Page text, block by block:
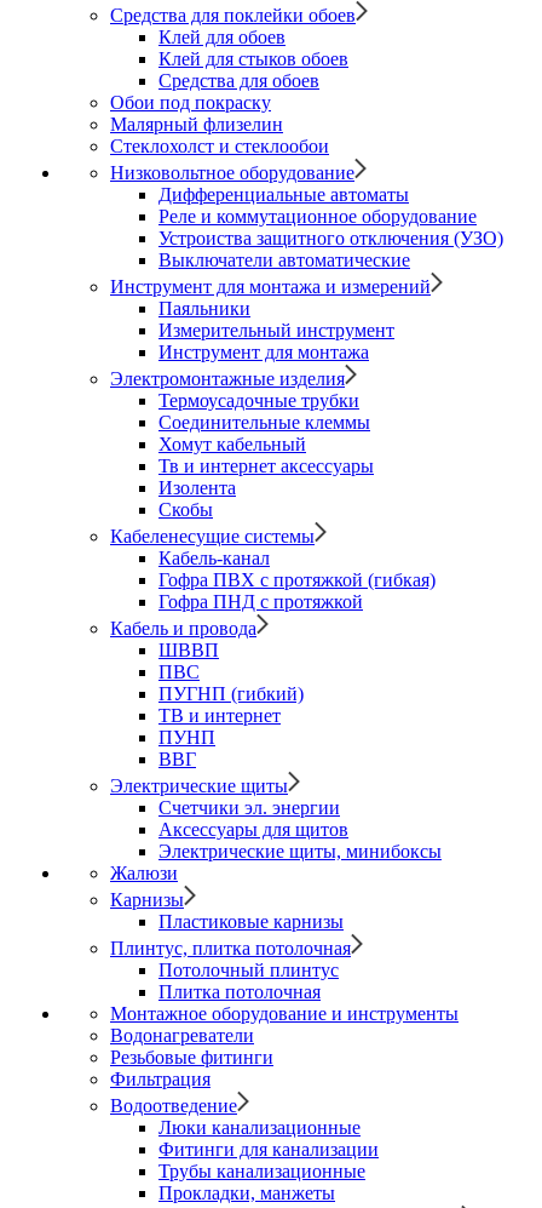
Средства для поклейки обоев
Клей для обоев
Клей для стыков обоев
Средства для обоев
Обои под покраску
Малярный флизелин
Стеклохолст и стеклообои
Низковольтное оборудование
Дифференциальные автоматы
Реле и коммутационное оборудование
Устроиства защитного отключения (УЗО)
Выключатели автоматические
Инструмент для монтажа и измерений
Паяльники
Измерительный инструмент
Инструмент для монтажа
Электромонтажные изделия
Термоусадочные трубки
Соединительные клеммы
Хомут кабельный
Тв и интернет аксессуары
Изолента
Скобы
Кабеленесущие системы
Кабель-канал
Гофра ПВХ с протяжкой (гибкая)
Гофра ПНД с протяжкой
Кабель и провода
ШВВП
ПВС
ПУГНП (гибкий)
ТВ и интернет
ПУНП
ВВГ
Электрические щиты
Счетчики эл. энергии
Аксессуары для щитов
Электрические щиты, минибоксы
Жалюзи
Карнизы
Пластиковые карнизы
Плинтус, плитка потолочная
Потолочный плинтус
Плитка потолочная
Монтажное оборудование и инструменты
Водонагреватели
Резьбовые фитинги
Фильтрация
Водоотведение
Люки канализационные
Фитинги для канализации
Трубы канализационные
Прокладки, манжеты